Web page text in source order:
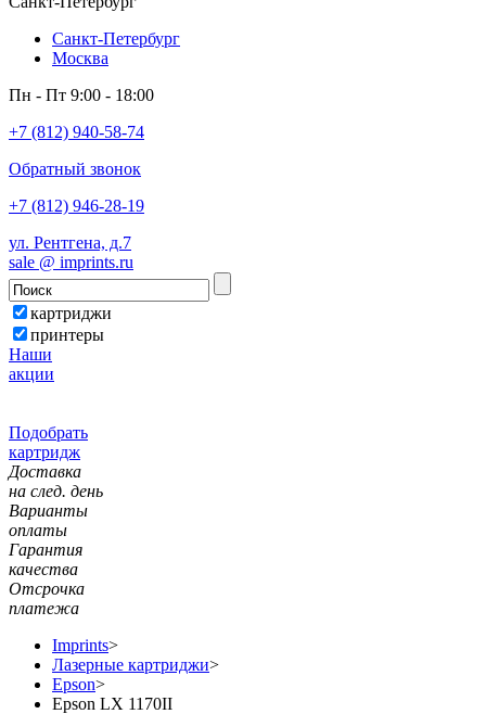
Санкт-Петербург
Москва
Пн - Пт 9:00 - 18:00
+7 (812) 940-58-74
Обратный звонок
+7 (812) 946-28-19
ул. Рентгена, д.7
sale @ imprints.ru
картриджи
принтеры
Наши
акции
Подобрать
картридж
Доставка
на след. день
Варианты
оплаты
Гарантия
качества
Отсрочка
платежа
Imprints>
Лазерные картриджи>
Epson>
Epson LX 1170II